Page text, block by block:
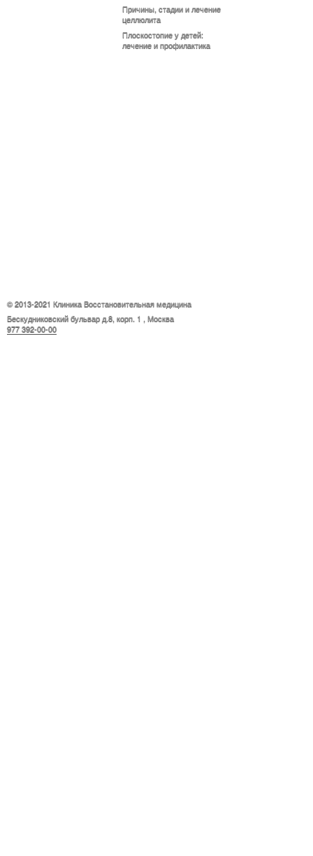
Причины, стадии и лечение
целлюлита
Плоскостопие у детей:
лечение и профилактика
© 2013-2021 КлиникаВосстановительная медицина
Бескудниковский бульвар д.8, корп. 1
Москва
977 392-00-00